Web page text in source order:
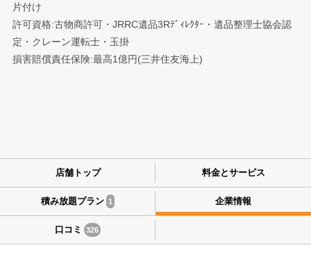
片付け
許可資格:古物商許可・JRRC遺品3Rﾃﾞｨﾚｸﾀｰ・遺品整理士協会認
定・クレーン運転士・玉掛
損害賠償責任保険:最高1億円(三井住友海上)
店舗トップ 料金とサービス
積み放題プラン 1 企業情報
口コミ 326